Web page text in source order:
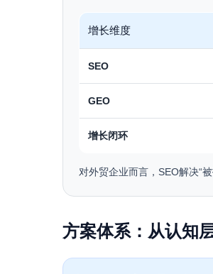
增长维度
SEO
GEO
增长闭环
对外贸企业而言，SEO解决“
方案体系：从认知